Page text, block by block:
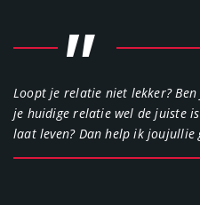
"
Loopt je relatie niet lekker?
je huidige relatie wel de juiste
laat leven? Dan help ik joujullie